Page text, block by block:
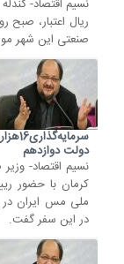
ریال اعتبار،
صنعتی این شهر
دولت دوازدهم
نسیم اقتصاد-
در این سفر گفت.